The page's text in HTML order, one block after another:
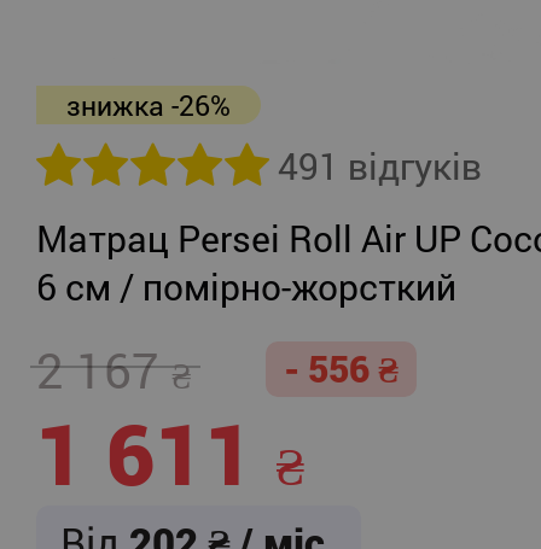
знижка -26%
491 відгуків
Матрац Persei Roll Air UP
6 см / помірно-жорсткий
2 167 - 556
1 611